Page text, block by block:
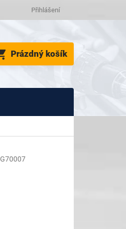
Přihlášení
NÁKUPNÍ
KOŠÍK
Prázdný košík
G70007